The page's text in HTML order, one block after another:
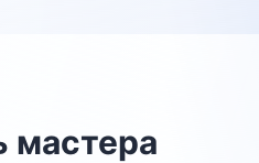
мастера